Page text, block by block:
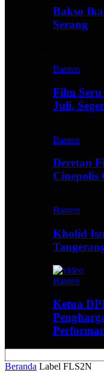
Bakso
Serang
Banten
Film Seru
Juli,
Banten
Deretan
Cinepolis
Banten
Kholid
Banten
Ketua
Beranda Label FLS2N